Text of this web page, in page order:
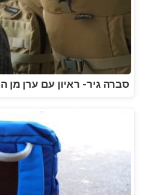
סברה גיר- ראיון עם ערן